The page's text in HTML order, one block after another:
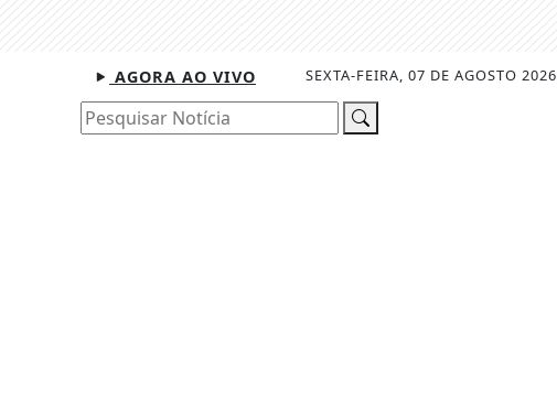
SEXTA-FEIRA, 07 DE AGOSTO 2026
AGORA AO VIVO
Pesquisar Notícia